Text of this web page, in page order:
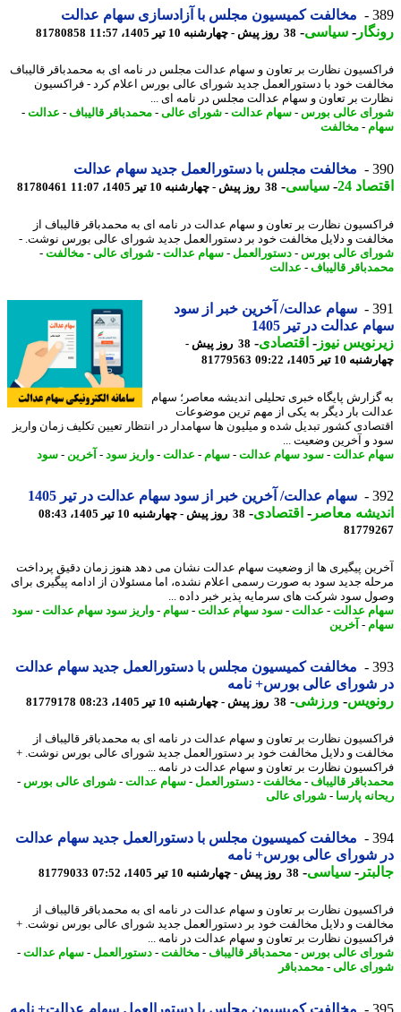
مخالفت کمیسیون مجلس با آزادسازی سهام عدالت
-سیاسی-38 روز پیش - چهارشنبه 10 تیر 1405، 11:57 81780858
نظارت بر تعاون و سهام عدالت مجلس در نامه ای به محمدباقر قالیباف
خود با دستورالعمل جدید شورای عالی بورس اعلام کرد - فراکسیون
بر تعاون و سهام عدالت مجلس در نامه ای ...
عالی بورس-سهام عدالت-شورای عالی-محمدباقر قالیباف-عدالت-
-مخالفت
مخالفت مجلس با دستورالعمل جدید سهام عدالت
24
-سیاسی-38 روز پیش - چهارشنبه 10 تیر 1405، 11:07 81780461
نظارت بر تعاون و سهام عدالت در نامه ای به محمدباقر قالیباف از
و دلایل مخالفت خود بر دستورالعمل جدید شورای عالی بورس نوشت. -
عالی بورس-دستورالعمل-سهام عدالت-شورای عالی-مخالفت-
قالیباف-عدالت
سهام عدالت/ آخرین خبر از سود
عدالت در تیر 1405
نیوز-اقتصادی-
38 روز پیش -
10 تیر 1405، 09:22
81779563
پایگاه خبری تحلیلی اندیشه معاصر؛ سهام
بار دیگر به یکی از مهم ترین موضوعات
کشور تبدیل شده و میلیون ها سهامدار در انتظار تعیین تکلیف زمان واریز
و آخرین وضعیت ...
عدالت-سود سهام عدالت-سهام-عدالت-واریز سود -آخرین- سود
سهام عدالت/ آخرین خبر از سود سهام عدالت در تیر 1405
معاصر-اقتصادی-38 روز پیش - چهارشنبه 10 تیر 1405، 08:43
پیگیری ها از وضعیت سهام عدالت نشان می دهد هنوز زمان دقیق پرداخت
جدید سود به صورت رسمی اعلام نشده، اما مسئولان از ادامه پیگیری برای
سود شرکت های سرمایه پذیر خبر داده ...
عدالت-عدالت-سود سهام عدالت-سهام-واریز سود سهام عدالت-سود
-آخرین
مخالفت کمیسیون مجلس با دستورالعمل جدید سهام عدالت
شورای عالی بورس+ نامه
-ورزشی-38 روز پیش - چهارشنبه 10 تیر 1405، 08:23 81779178
نظارت بر تعاون و سهام عدالت در نامه ای به محمدباقر قالیباف از
و دلایل مخالفت خود بر دستورالعمل جدید شورای عالی بورس نوشت. +
نظارت بر تعاون و سهام عدالت در نامه ...
قالیباف-مخالفت-دستورالعمل-سهام عدالت-شورای عالی بورس-
پارسا-شورای عالی
مخالفت کمیسیون مجلس با دستورالعمل جدید سهام عدالت
شورای عالی بورس+ نامه
-سیاسی-38 روز پیش - چهارشنبه 10 تیر 1405، 07:52 81779033
نظارت بر تعاون و سهام عدالت در نامه ای به محمدباقر قالیباف از
و دلایل مخالفت خود بر دستورالعمل جدید شورای عالی بورس نوشت. +
نظارت بر تعاون و سهام عدالت در نامه ...
عالی بورس-محمدباقر قالیباف-مخالفت-دستورالعمل-سهام عدالت-
عالی-محمدباقر
مخالفت کمیسیون مجلس با دستورالعمل سهام عدالت+ نامه